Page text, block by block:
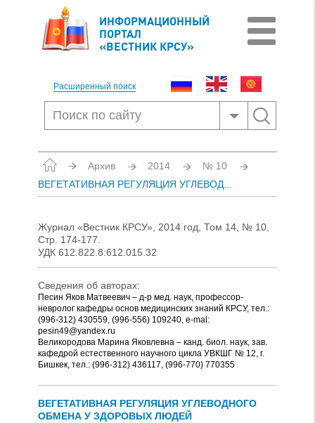
ИНФОРМАЦИОННЫЙ
ПОРТАЛ
«ВЕСТНИК КРСУ»
Расширенный поиск
Архив 2014
№ 10
ВЕГЕТАТИВНАЯ РЕГУЛЯЦИЯ УГЛЕВОД...
Журнал «Вестник КРСУ», 2014 год, Том 14, № 10,
Стр. 174-177.
УДК 612.822.8:612.015.32
Сведения об авторах:
Песин Яков Матвеевич – д-р мед. наук, профессор-
невролог кафедры основ медицинских знаний КРСУ, тел.:
(996-312) 430559, (996-556) 109240, e-mаl:
pesin49@yandex.ru
Великородова Марина Яковлевна – канд. биол. наук, зав.
кафедрой естественного научного цикла УВКШГ № 12, г.
Бишкек, тел.: (996-312) 436117, (996-770) 770355
ВЕГЕТАТИВНАЯ РЕГУЛЯЦИЯ УГЛЕВОДНОГО
ОБМЕНА У ЗДОРОВЫХ ЛЮДЕЙ